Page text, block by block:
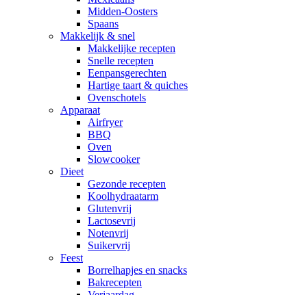
Midden-Oosters
Spaans
Makkelijk & snel
Makkelijke recepten
Snelle recepten
Eenpansgerechten
Hartige taart & quiches
Ovenschotels
Apparaat
Airfryer
BBQ
Oven
Slowcooker
Dieet
Gezonde recepten
Koolhydraatarm
Glutenvrij
Lactosevrij
Notenvrij
Suikervrij
Feest
Borrelhapjes en snacks
Bakrecepten